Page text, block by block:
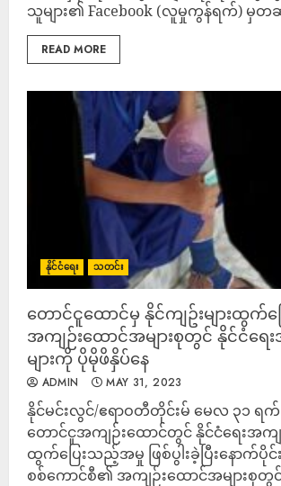
သူများ၏ Facebook (လူမှုကွန်ရက်) မှ
READ MORE
နိုင်ငံရေး သတင်း
တောင်ငူထောင်မှ နိုင်ကျဥ်းများထွက်ပြ
အကျဉ်းထောင်အများစုတွင် နိုင်ငံရေ
များကို ပိုမိုဖိနှိပ်နေ
ADMIN MAY 31, 2023
နိုင်မင်းလွင်/ဧရာဝတီတိုင်းမ် မေလ ၃၁ ရက်
တောင်ငူအကျဉ်းထောင်တွင် နိုင်ငံရေးအကျဉ်
ထွက်ပြေးသည့်အမှု ဖြစ်ပွါးခဲ့ပြီးနောက်ပို
စစ်ကောင်စီ၏ အကျဉ်းထောင်အများစုတွင်